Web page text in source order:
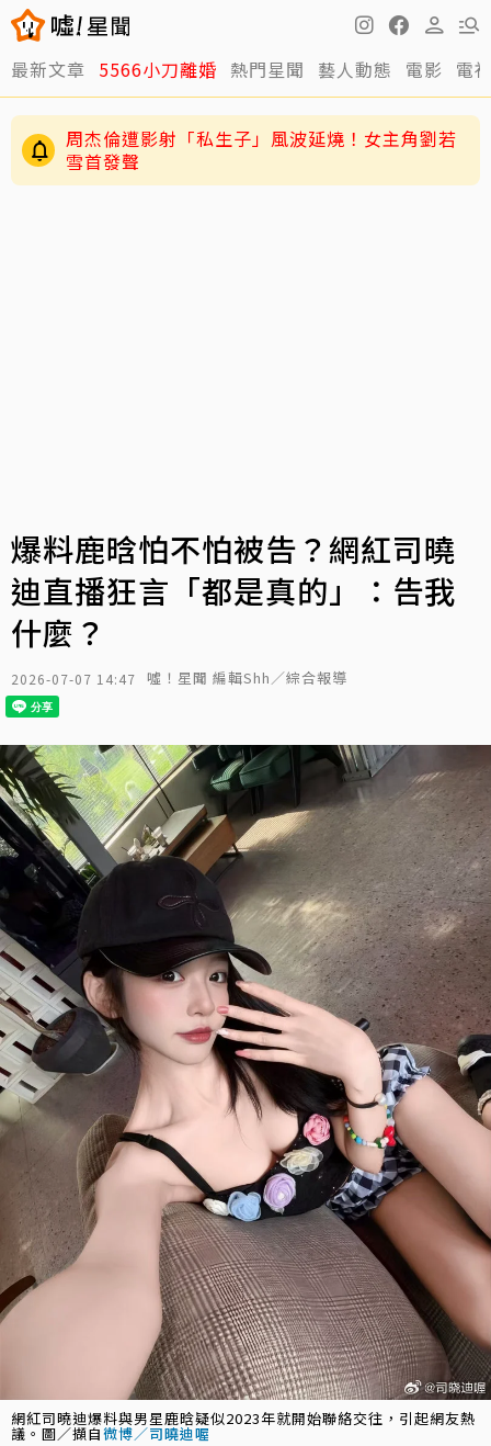
最新文章 5566小刀離婚 熱門星聞 藝人動態 電影 電
周杰倫遭影射「私生子」風波延燒！女主角劉若
雪首發聲
爆料鹿晗怕不怕被告？網紅司曉
迪直播狂言「都是真的」：告我
什麼？
2026-07-07 14:47 噓！星聞 編輯Shh／綜合報導
網紅司曉迪爆料與男星鹿晗疑似2023年就開始聯絡交往，引起網友熱
議。圖／擷自微博／司曉迪喔